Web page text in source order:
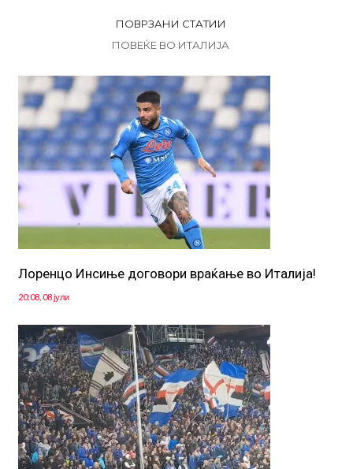
ПОВРЗАНИ СТАТИИ
ПОВЕЌЕ ВО ИТАЛИЈА
Лоренцо Инсиње договори враќање во Италија!
20:08, 08 јули